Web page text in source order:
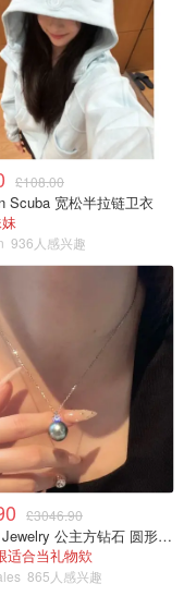
£108.00
Scuba 宽松半拉链卫衣
936人感兴趣
£3046.90
Pendant Jewelry 公主方钻石 圆形大溪地珍珠吊坠 11-12mm
适合当礼物欸
865人感兴趣